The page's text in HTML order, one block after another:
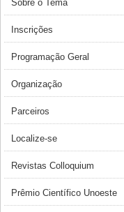
Sobre o Tema
Inscrições
Programação Geral
Organização
Parceiros
Localize-se
Revistas Colloquium
Prêmio Científico Unoeste